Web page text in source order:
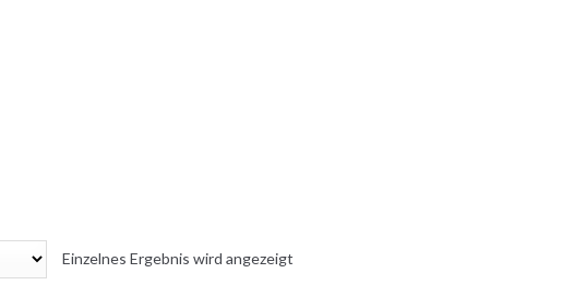
Einzelnes Ergebnis wird angezeigt